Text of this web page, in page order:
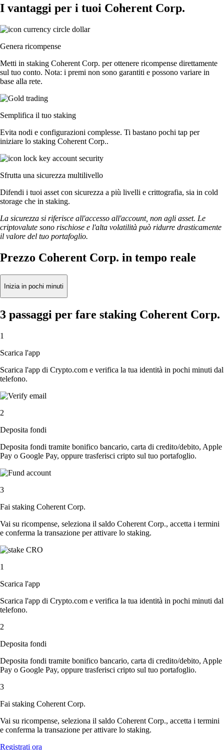
I vantaggi per i tuoi Coherent Corp.
Genera ricompense
Metti in staking Coherent Corp. per ottenere ricompense direttamente
sul tuo conto. Nota: i premi non sono garantiti e possono variare in
base alla rete.
Semplifica il tuo staking
Evita nodi e configurazioni complesse. Ti bastano pochi tap per
iniziare lo staking Coherent Corp..
Sfrutta una sicurezza multilivello
Difendi i tuoi asset con sicurezza a più livelli e crittografia, sia in cold
storage che in staking.
La sicurezza si riferisce all'accesso all'account, non agli asset. Le
criptovalute sono rischiose e l'alta volatilità può ridurre drasticamente
il valore del tuo portafoglio.
Prezzo Coherent Corp. in tempo reale
Inizia in pochi minuti
3 passaggi per fare staking Coherent Corp.
1
Scarica l'app
Scarica l'app di Crypto.com e verifica la tua identità in pochi minuti dal
telefono.
2
Deposita fondi
Deposita fondi tramite bonifico bancario, carta di credito/debito, Apple
Pay o Google Pay, oppure trasferisci cripto sul tuo portafoglio.
3
Fai staking Coherent Corp.
Vai su ricompense, seleziona il saldo Coherent Corp., accetta i termini
e conferma la transazione per attivare lo staking.
1
Scarica l'app
Scarica l'app di Crypto.com e verifica la tua identità in pochi minuti dal
telefono.
2
Deposita fondi
Deposita fondi tramite bonifico bancario, carta di credito/debito, Apple
Pay o Google Pay, oppure trasferisci cripto sul tuo portafoglio.
3
Fai staking Coherent Corp.
Vai su ricompense, seleziona il saldo Coherent Corp., accetta i termini
e conferma la transazione per attivare lo staking.
Registrati ora